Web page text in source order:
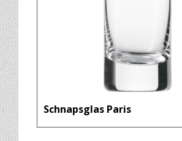
Schnapsglas Paris